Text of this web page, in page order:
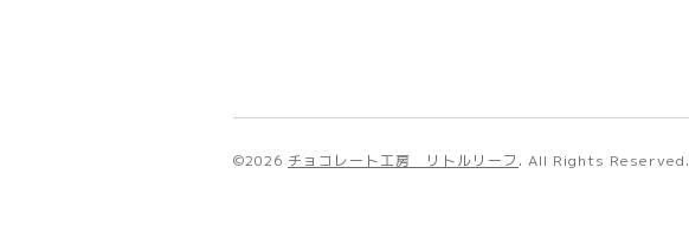
©2026 チョコレート工房 リトルリーフ . All Rights Reserved.